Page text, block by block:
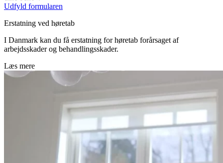
Udfyld formularen
Erstatning ved høretab
I Danmark kan du få erstatning for høretab forårsaget af
arbejdsskader og behandlingsskader.
Læs mere